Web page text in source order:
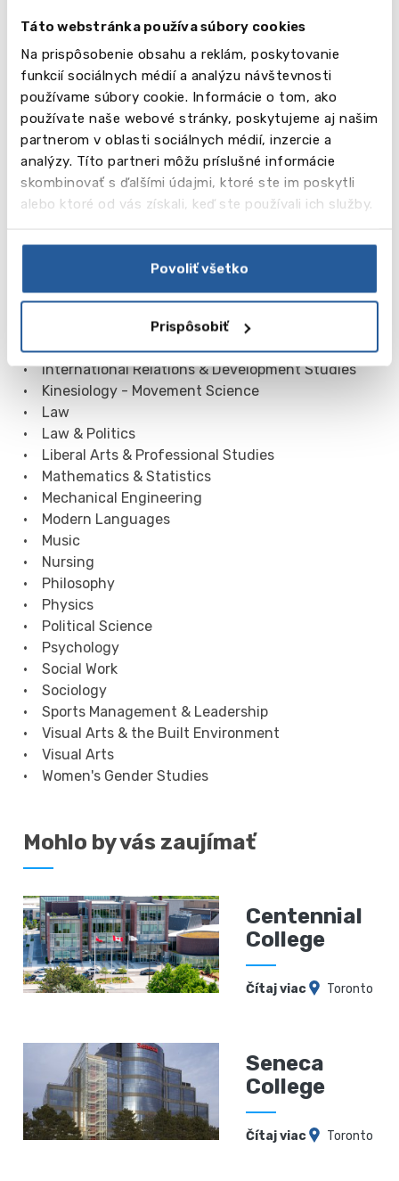
Táto webstránka používa súbory cookies
Na prispôsobenie obsahu a reklám, poskytovanie
funkcií sociálnych médií a analýzu návštevnosti
používame súbory cookie. Informácie o tom, ako
používate naše webové stránky, poskytujeme aj našim
partnerom v oblasti sociálnych médií, inzercie a
analýzy. Títo partneri môžu príslušné informácie
skombinovať s ďalšími údajmi, ktoré ste im poskytli
alebo ktoré od vás získali, keď ste používali ich služby.
Povoliť všetko
Prispôsobiť
• Economics
• Education
• Electrical Engineering
• Engineering Technology
• English
• Environmental Engineering
• Environmental Science / Studies
• Family & Social Relations
• Film Production
• French Studies
• General Engineering
• History
• Industrial Engineering
• Interdisciplinary Arts & Science
• International Relations & Development Studies
• Kinesiology - Movement Science
• Law
• Law & Politics
• Liberal Arts & Professional Studies
• Mathematics & Statistics
• Mechanical Engineering
• Modern Languages
• Music
• Nursing
• Philosophy
• Physics
• Political Science
• Psychology
• Social Work
• Sociology
• Sports Management & Leadership
• Visual Arts & the Built Environment
• Visual Arts
• Women's Gender Studies
Mohlo by vás zaujímať
Centennial
College
Čítaj viac Toronto
Seneca
College
Čítaj viac Toronto